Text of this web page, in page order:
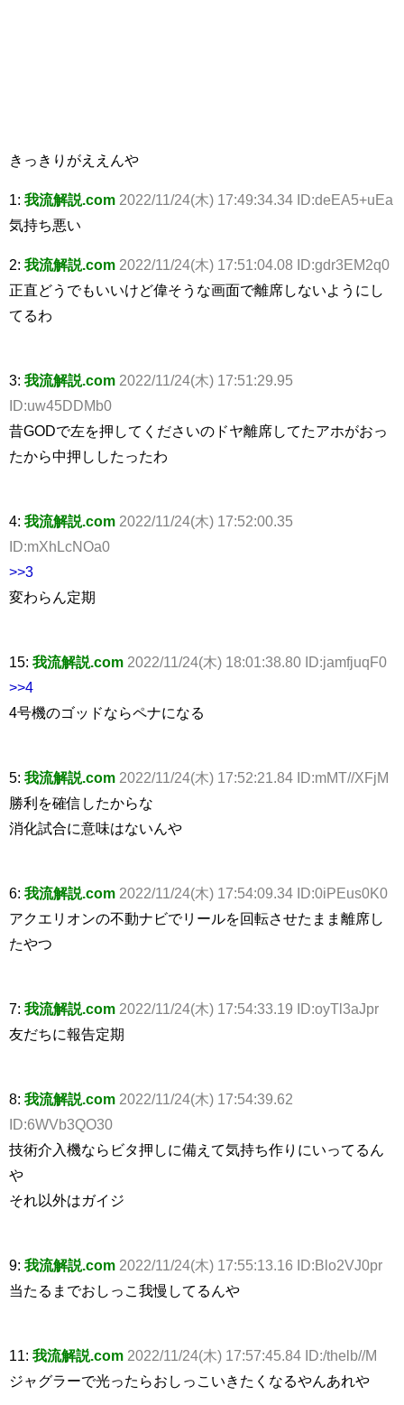
きっきりがええんや
1: 我流解説.com 2022/11/24(木) 17:49:34.34 ID:deEA5+uEa
気持ち悪い
2: 我流解説.com 2022/11/24(木) 17:51:04.08 ID:gdr3EM2q0
正直どうでもいいけど偉そうな画面で離席しないようにし
てるわ
3: 我流解説.com 2022/11/24(木) 17:51:29.95
ID:uw45DDMb0
昔GODで左を押してくださいのドヤ離席してたアホがおっ
たから中押ししたったわ
4: 我流解説.com 2022/11/24(木) 17:52:00.35
ID:mXhLcNOa0
>>3
変わらん定期
15: 我流解説.com 2022/11/24(木) 18:01:38.80 ID:jamfjuqF0
>>4
4号機のゴッドならペナになる
5: 我流解説.com 2022/11/24(木) 17:52:21.84 ID:mMT//XFjM
勝利を確信したからな
消化試合に意味はないんや
6: 我流解説.com 2022/11/24(木) 17:54:09.34 ID:0iPEus0K0
アクエリオンの不動ナビでリールを回転させたまま離席し
たやつ
7: 我流解説.com 2022/11/24(木) 17:54:33.19 ID:oyTl3aJpr
友だちに報告定期
8: 我流解説.com 2022/11/24(木) 17:54:39.62
ID:6WVb3QO30
技術介入機ならビタ押しに備えて気持ち作りにいってるん
や
それ以外はガイジ
9: 我流解説.com 2022/11/24(木) 17:55:13.16 ID:Blo2VJ0pr
当たるまでおしっこ我慢してるんや
11: 我流解説.com 2022/11/24(木) 17:57:45.84 ID:/thelb//M
ジャグラーで光ったらおしっこいきたくなるやんあれや